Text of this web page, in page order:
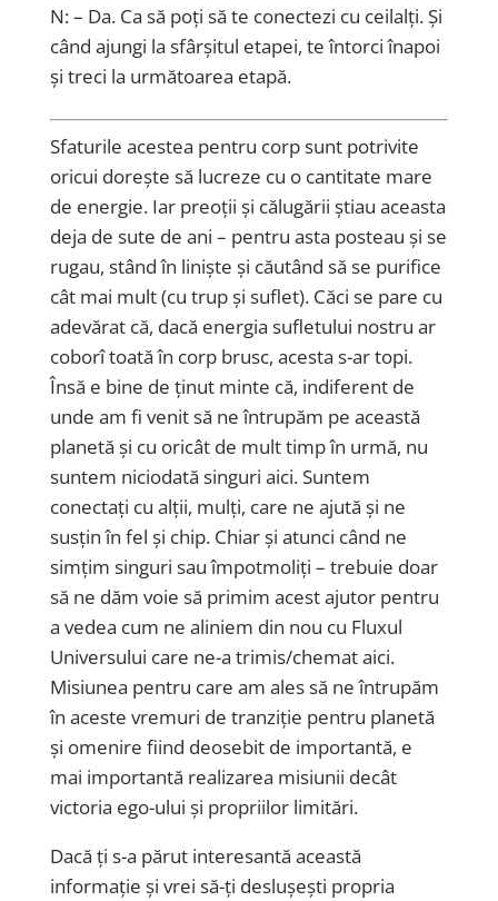
N: – Da. Ca să poți să te conectezi cu ceilalți. Și
când ajungi la sfârșitul etapei, te întorci înapoi
și treci la următoarea etapă.
Sfaturile acestea pentru corp sunt potrivite
oricui dorește să lucreze cu o cantitate mare
de energie. Iar preoții și călugării știau aceasta
deja de sute de ani – pentru asta posteau și se
rugau, stând în liniște și căutând să se purifice
cât mai mult (cu trup și suflet). Căci se pare cu
adevărat că, dacă energia sufletului nostru ar
coborî toată în corp brusc, acesta s-ar topi.
Însă e bine de ținut minte că, indiferent de
unde am fi venit să ne întrupăm pe această
planetă și cu oricât de mult timp în urmă, nu
suntem niciodată singuri aici. Suntem
conectați cu alții, mulți, care ne ajută și ne
susțin în fel și chip. Chiar și atunci când ne
simțim singuri sau împotmoliți – trebuie doar
să ne dăm voie să primim acest ajutor pentru
a vedea cum ne aliniem din nou cu Fluxul
Universului care ne-a trimis/chemat aici.
Misiunea pentru care am ales să ne întrupăm
în aceste vremuri de tranziție pentru planetă
și omenire fiind deosebit de importantă, e
mai importantă realizarea misiunii decât
victoria ego-ului și propriilor limitări.
Dacă ți s-a părut interesantă această
informație și vrei să-ți deslușești propria